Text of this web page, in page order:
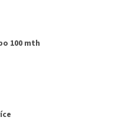
100 mth